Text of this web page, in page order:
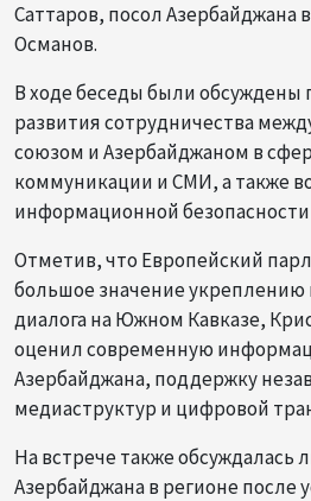
Саттаров, посол Азербайджана
Османов.
В ходе беседы были обсуждены
развития сотрудничества
союзом и Азербайджаном в
коммуникации и СМИ, а также
информационной безопасности
Отметив, что Европейский
большое значение
диалога на Южном Кавказе,
оценил современную
Азербайджана, поддержку
медиаструктур и цифровой
На встрече также
Азербайджана в регионе после